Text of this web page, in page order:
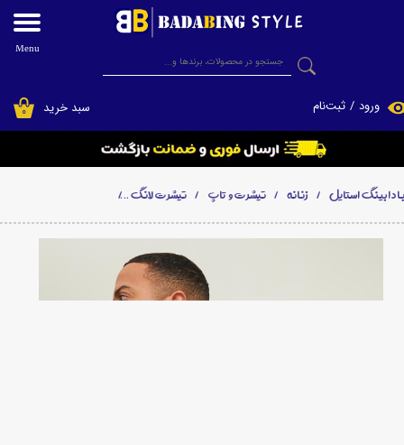
۰ سبد خرید ورود / ثبت‌نام
تغییر گذر واژه
سفارشات
خروج از حساب کاربری
Menu
بادابینگ استایل زنانه تیشرت و تاپ تیشرت لانگ